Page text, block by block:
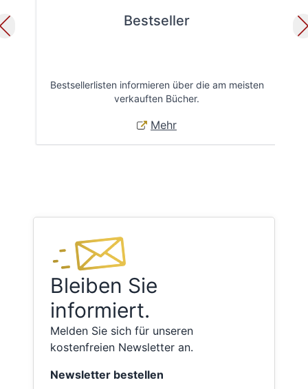
Bestseller
Bestsellerlisten informieren über die am meisten
verkauften Bücher.
Mehr
Bleiben Sie
informiert.
Melden Sie sich für unseren
kostenfreien Newsletter an.